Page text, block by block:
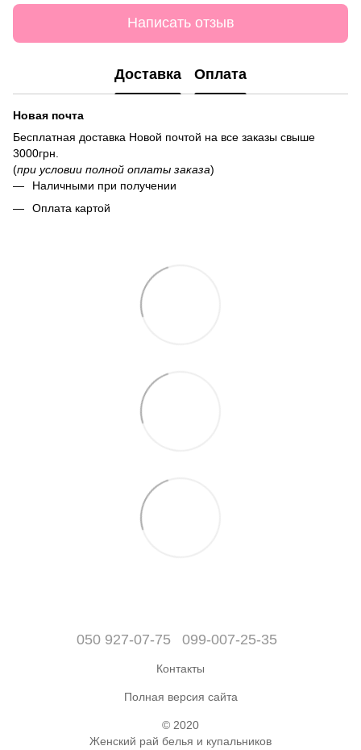
Написать отзыв
Доставка Оплата
Новая почта
Бесплатная доставка Новой почтой на все заказы свыше
3000грн.
(при условии полной оплаты заказа)
Наличными при получении
Оплата картой
050 927-07-75 099-007-25-35
Контакты
Полная версия сайта
© 2020
Женский рай белья и купальников